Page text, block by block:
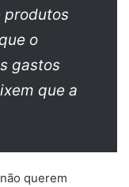
produtos
o
gastos
que a
querem